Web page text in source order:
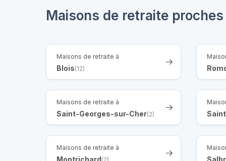
Maisons de retraite
Maisons de retraite à
Blois(12)
Maisons de retraite à
Saint-Georges-sur-Cher(2)
Maisons de retraite à
Montrichard